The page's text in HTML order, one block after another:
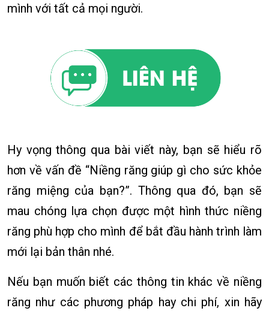
mình với tất cả mọi người.
Hy vọng thông qua bài viết này, bạn sẽ hiểu rõ
hơn về vấn đề “Niềng răng giúp gì cho sức khỏe
răng miệng của bạn?”. Thông qua đó, bạn sẽ
mau chóng lựa chọn được một hình thức niềng
răng phù hợp cho mình để bắt đầu hành trình làm
mới lại bản thân nhé.
Nếu bạn muốn biết các thông tin khác về niềng
răng như các phương pháp hay chi phí, xin hãy